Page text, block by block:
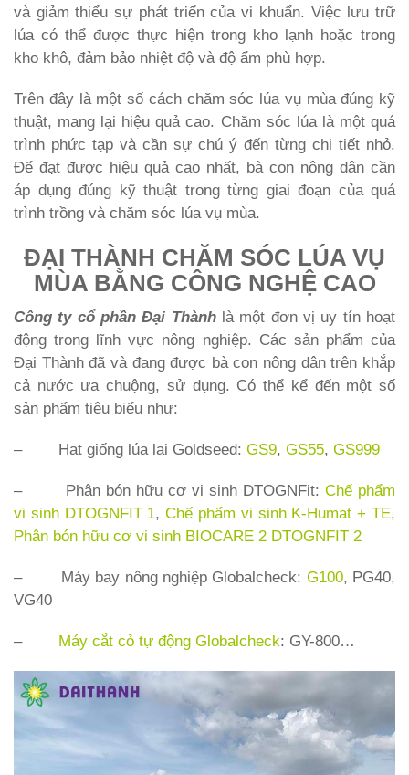
và giảm thiểu sự phát triển của vi khuẩn. Việc lưu trữ
lúa có thể được thực hiện trong kho lạnh hoặc trong
kho khô, đảm bảo nhiệt độ và độ ẩm phù hợp.
Trên đây là một số cách chăm sóc lúa vụ mùa đúng kỹ
thuật, mang lại hiệu quả cao. Chăm sóc lúa là một quá
trình phức tạp và cần sự chú ý đến từng chi tiết nhỏ.
Để đạt được hiệu quả cao nhất, bà con nông dân cần
áp dụng đúng kỹ thuật trong từng giai đoạn của quá
trình trồng và chăm sóc lúa vụ mùa.
ĐẠI THÀNH CHĂM SÓC LÚA VỤ
MÙA BẰNG CÔNG NGHỆ CAO
Công ty cổ phần Đại Thànhlà một đơn vị uy tín hoạt
động trong lĩnh vực nông nghiệp. Các sản phẩm của
Đại Thành đã và đang được bà con nông dân trên khắp
cả nước ưa chuộng, sử dụng. Có thể kể đến một số
sản phẩm tiêu biểu như:
– Hạt giống lúa lai Goldseed: GS9, GS55, GS999
– Phân bón hữu cơ vi sinh DTOGNFit: Chế phẩm
vi sinh DTOGNFIT 1,Chế phẩm vi sinh K-Humat + TE,
Phân bón hữu cơ vi sinh BIOCARE 2 DTOGNFIT 2
– Máy bay nông nghiệp Globalcheck: G100, PG40,
VG40
– Máy cắt cỏ tự động Globalcheck: GY-800…